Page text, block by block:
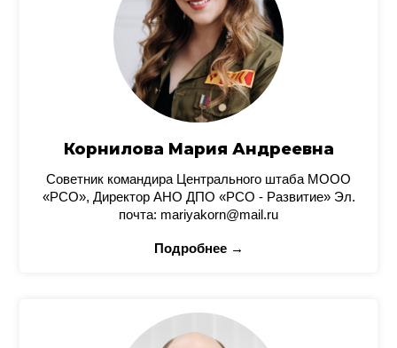
Корнилова Мария Андреевна
Советник командира Центрального штаба МООО
«РСО», Директор АНО ДПО «РСО - Развитие» Эл.
почта: mariyakorn@mail.ru
Подробнее →